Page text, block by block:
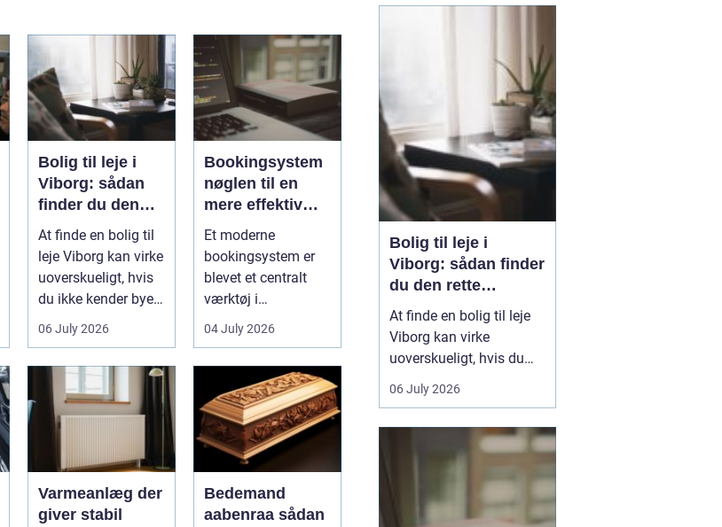
Bolig til leje i
Viborg: sådan
finder du den
rette lejlighed
At finde en bolig til
leje Viborg kan virke
uoverskueligt, hvis
du ikke kender byen
eller det lokale...
06 July 2026
Bookingsystem
nøglen til en
mere effektiv
klinikhverdag
Et moderne
bookingsystem er
blevet et centralt
værktøj i
sundhedssektoren.
Klinikker, praksis og
beh...
04 July 2026
Varmeanlæg der
giver stabil
Bedemand
aabenraa sådan
brændeovn er ikke noget,
man bør kaste sig ud i
planl&ae...
Bolig til leje i
Viborg: sådan finder
du den rette
lejlighed
At finde en bolig til leje
Viborg kan virke
uoverskueligt, hvis du
ikke kender byen eller det
lokale boligmarked. Der
priserne varierer, og
områderne har hver
deres særpræg. Med en
klar plan, lidt viden om
06 July 2026